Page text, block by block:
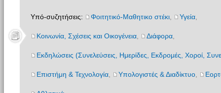
Υπό-συζητήσεις: Φοιτητικό-Μαθητικο στέκι, Υγεία,
Κοινωνία, Σχέσεις και Οικογένεια, Διάφορα,
Εκδηλώσεις (Συνελεύσεις, Ημερίδες, Εκδρομές, Χοροί,
Επιστήμη & Τεχνολογία, Υπολογιστές & Διαδίκτυο,